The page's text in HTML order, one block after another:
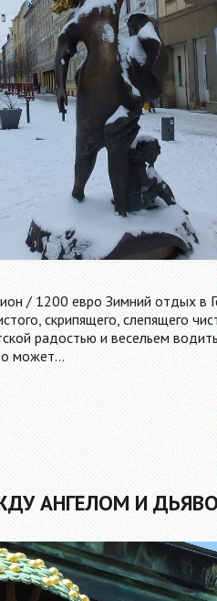
/ 1200 евро Зимний отдых в
скрипящего, слепящего
радостью и весельем
может…
АНГЕЛОМ И